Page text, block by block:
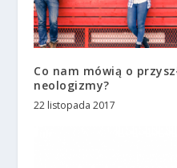
Co nam mówią o
neologizmy?
22 listopada 2017